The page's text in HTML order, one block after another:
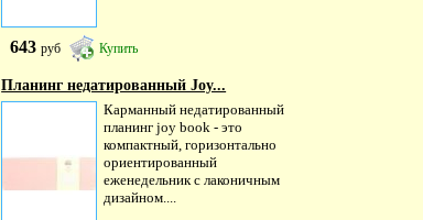
643руб Купить
Планинг недатированный Joy...
Карманный недатированный
планинг joy book - это
компактный, горизонтально
ориентированный
еженедельник с лаконичным
дизайном....